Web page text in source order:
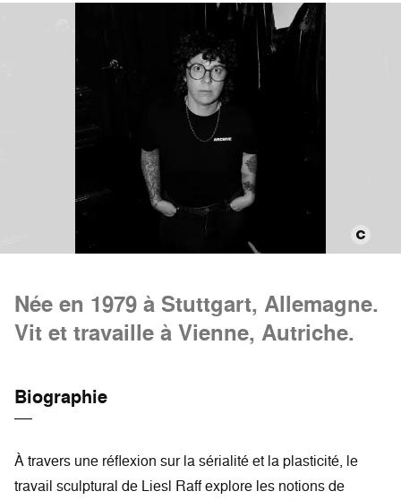
Née en 1979 à Stuttgart, Allemagne.
Vit et travaille à Vienne, Autriche.
Biographie
À travers une réflexion sur la sérialité et la plasticité, le
travail sculptural de Liesl Raff explore les notions de